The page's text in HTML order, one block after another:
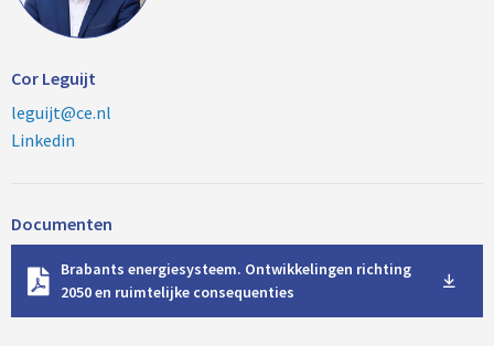
Cor Leguijt
leguijt@ce.nl
Linkedin
Documenten
Brabants energiesysteem. Ontwikkelingen richting
2050 en ruimtelijke consequenties
n